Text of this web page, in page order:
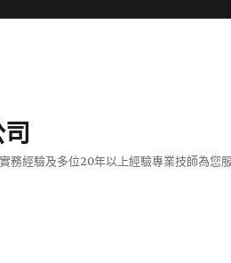
務經驗及多位20年以上經驗專業技師為您